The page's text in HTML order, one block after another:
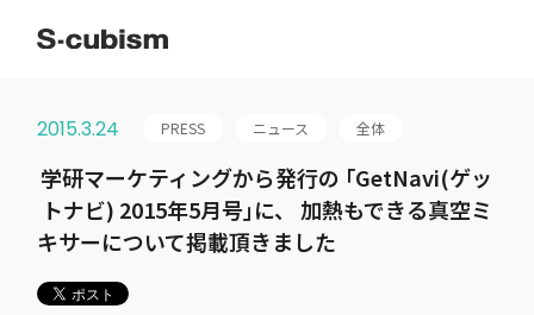
2015.3.24 PRESS ニュース 全体
学研マーケティングから発行の ｢GetNavi(ゲッ
トナビ) 2015年5月号｣に、 加熱もできる真空ミ
キサーについて掲載頂きました
会社情報
ミッション